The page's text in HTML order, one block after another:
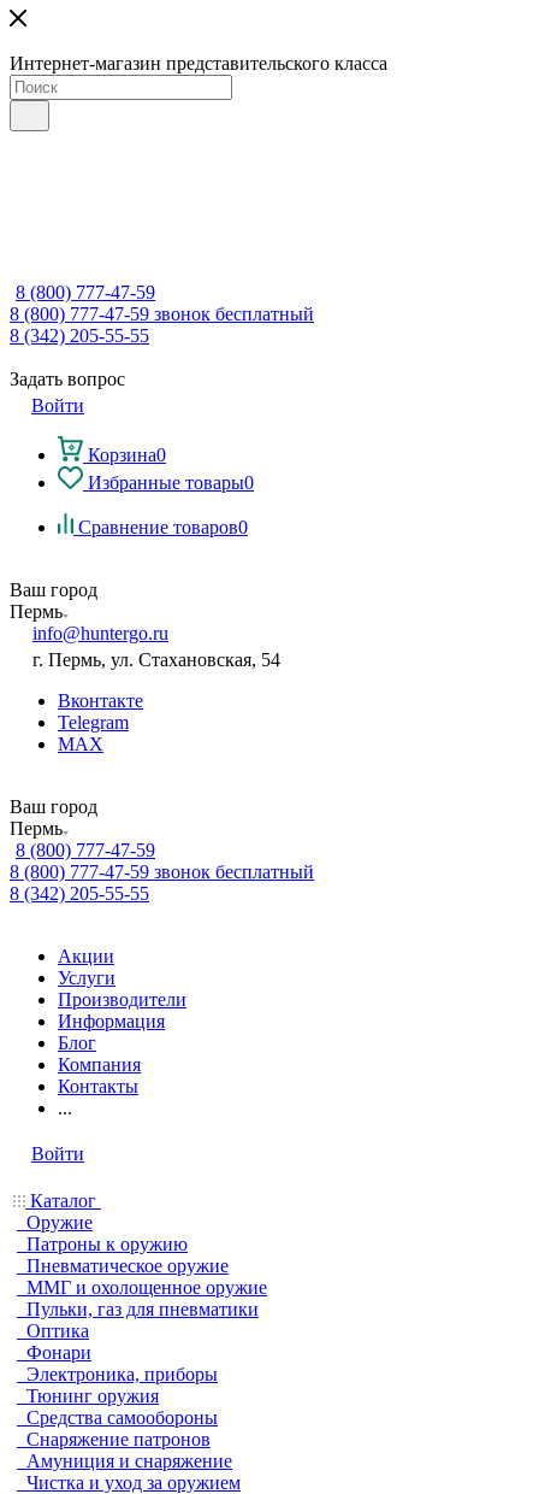
Интернет-магазин представительского класса
8 (800) 777-47-59
8 (800) 777-47-59 звонок бесплатный
8 (342) 205-55-55
Задать вопрос
Войти
Корзина0
Избранные товары0
Сравнение товаров0
Ваш город
Пермь
info@huntergo.ru
г. Пермь, ул. Стахановская, 54
Вконтакте
Telegram
MAX
Ваш город
Пермь
8 (800) 777-47-59
8 (800) 777-47-59 звонок бесплатный
8 (342) 205-55-55
Акции
Услуги
Производители
Информация
Блог
Компания
Контакты
...
Войти
Каталог
Оружие
Патроны к оружию
Пневматическое оружие
ММГ и охолощенное оружие
Пульки, газ для пневматики
Оптика
Фонари
Электроника, приборы
Тюнинг оружия
Средства самообороны
Снаряжение патронов
Амуниция и снаряжение
Чистка и уход за оружием